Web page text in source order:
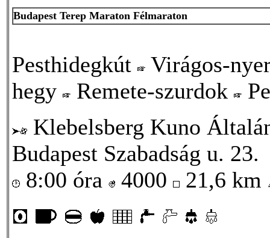
Budapest Terep Maraton Félmaraton
Pesthidegkút
Virágos-
hegy
Remete-szurdok
Klebelsberg Kuno
Budapest Szabadság u. 23.
8:00 óra
4000 21,6 km